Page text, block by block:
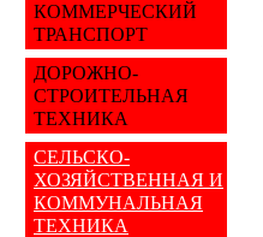
КОММЕРЧЕСКИЙ
ТРАНСПОРТ
ДОРОЖНО-
СТРОИТЕЛЬНАЯ
ТЕХНИКА
СЕЛЬСКО-
ХОЗЯЙСТВЕННАЯ И
КОММУНАЛЬНАЯ
ТЕХНИКА